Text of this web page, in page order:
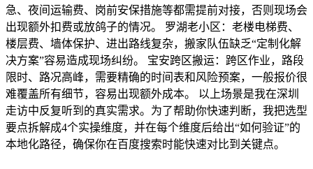
急、夜间运输费、岗前安保措施等都需提前对接，否则现场会
出现额外扣费或放鸽子的情况。 罗湖老小区：老楼电梯费、
楼层费、墙体保护、进出路线复杂，搬家队伍缺乏“定制化解
决方案”容易造成现场纠纷。 宝安跨区搬运：跨区作业，路段
限时、路况高峰，需要精确的时间表和风险预案，一般报价很
难覆盖所有细节，容易出现额外成本。 以上场景是我在深圳
走访中反复听到的真实需求。为了帮助你快速判断，我把选型
要点拆解成4个实操维度，并在每个维度后给出“如何验证”的
本地化路径，确保你在百度搜索时能快速对比到关键点。